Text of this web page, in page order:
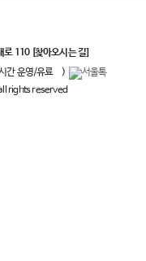
로 110 [찾아오시는 길]
간 운영/유료
)
rights reserved